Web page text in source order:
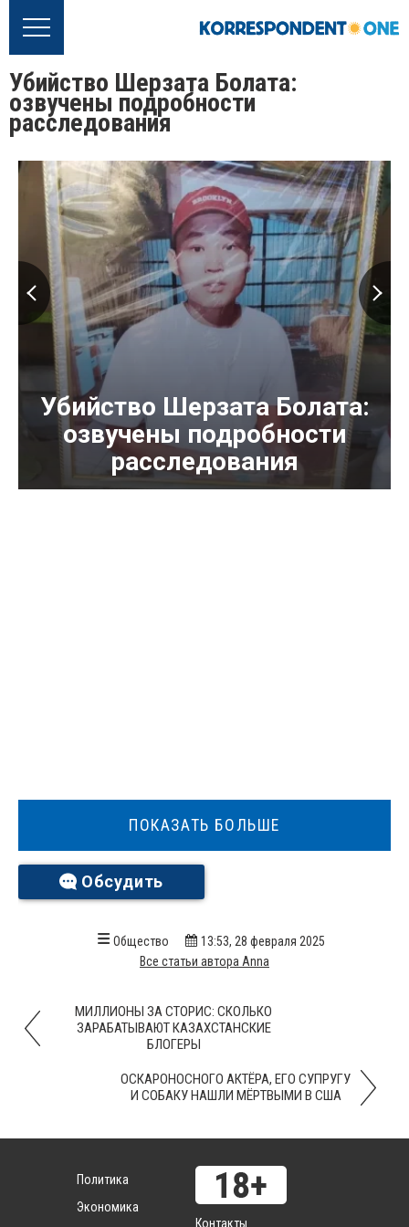
Убийство Шерзата Болата:
озвучены подробности
расследования
Убийство Шерзата Болата:
озвучены подробности
расследования
ПОКАЗАТЬ БОЛЬШЕ
Обсудить
Общество
13:53, 28 февраля 2025
Все статьи автора Anna
МИЛЛИОНЫ ЗА СТОРИС: СКОЛЬКО
ЗАРАБАТЫВАЮТ КАЗАХСТАНСКИЕ
БЛОГЕРЫ
ОСКАРОНОСНОГО АКТЁРА, ЕГО СУПРУГУ
И СОБАКУ НАШЛИ МЁРТВЫМИ В США
Политика
Экономика
Контакты